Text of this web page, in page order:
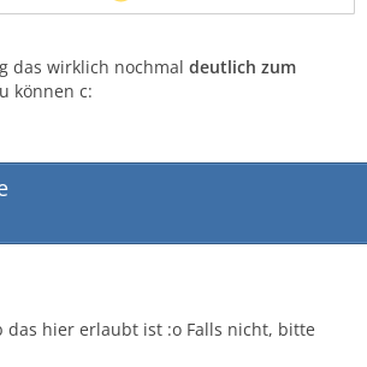
das wirklich nochmal deutlich zum
können c:
das hier erlaubt ist :o Falls nicht, bitte